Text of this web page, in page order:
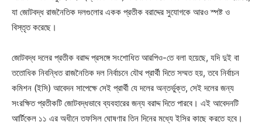
যা জোটবদ্ধ রাজনৈতিক দলগুলোর একক প্রতীক বরাদ্দের সুযোগকে আরও স্পষ্ট ও
বিস্তৃত করেছে।
জোটবদ্ধ দলের প্রতীক বরাদ্দ প্রসঙ্গে সংশোধিত আরপিও-তে বলা হয়েছে, যদি দুই বা
ততোধিক নিবন্ধিত রাজনৈতিক দল নির্বাচনে যৌথ প্রার্থী দিতে সম্মত হয়, তবে নির্বাচন
কমিশন (ইসি) আবেদন সাপেক্ষে সেই প্রার্থী যে দলের অন্তর্ভুক্ত, সেই দলের জন্য
সংরক্ষিত প্রতীকটি জোটবদ্ধভাবে ব্যবহারের জন্য বরাদ্দ দিতে পারবে। এই আবেদনটি
আর্টিকেল ১১ এর অধীনে তফসিল ঘোষণার তিন দিনের মধ্যে ইসির কাছে করতে হবে।